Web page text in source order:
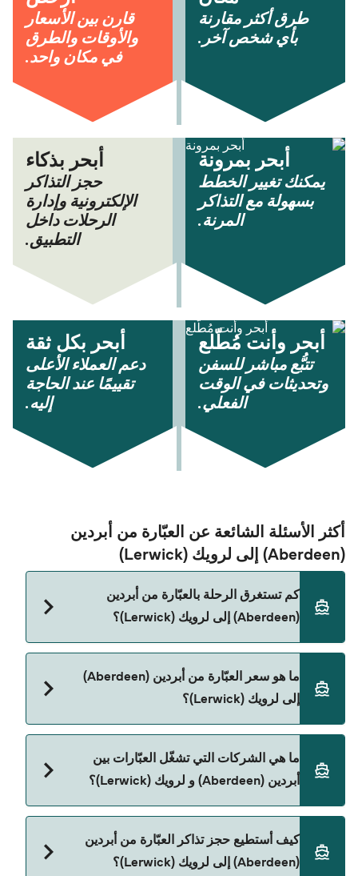
طرق أكثر مقارنة
بأي شخص آخر.
قارن بين الأسعار
والأوقات والطرق
في مكان واحد.
أبحر بمرونة
يمكنك تغيير الخطط
بسهولة مع التذاكر
المرنة.
أبحر بذكاء
حجز التذاكر
الإلكترونية وإدارة
الرحلات داخل
التطبيق.
أبحر وأنت مُطّلع
تتبُّع مباشر للسفن
وتحديثات في الوقت
الفعلي.
أبحر بكل ثقة
دعم العملاء الأعلى
تقييمًا عند الحاجة
إليه.
أكثر الأسئلة الشائعة عن العبّارة من أبردين
(Aberdeen) إلى لرویك (Lerwick)
كم تستغرق الرحلة بالعبّارة من أبردين
(Aberdeen) إلى لرویك (Lerwick)؟
(Lerwick) تقريباً 14 ساعات 30 دقائق. مدة الإبحار ممكن
تختلف حسب الموسم والشركة، لذلك ننصحك بمراجعة
الأوقات المباشرة باستخدام Direct Ferries Deal
ما هو سعر العبّارة من أبردين (Aberdeen)
إلى لرویك (Lerwick)؟
(Lerwick) يختلف حسب الموسم. متوسط سعر الرحلة هو
2٬034٫70 ر.ق.‏SAR. السعر لا يشمل رسوم الحجز.
ما هي الشركات التي تشغّل العبّارات بين
أبردين (Aberdeen) و لرویك (Lerwick)؟
Northlink Ferries هي المشغّل الرئيسي للعبّارة من
أبردين (Aberdeen) إلى لرویك (Lerwick).
كيف أستطيع حجز تذاكر العبّارة من أبردين
(Aberdeen) إلى لرویك (Lerwick)؟